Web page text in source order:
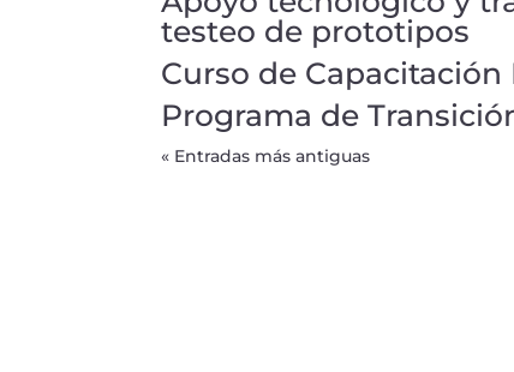
testeo de prototipos
Curso de
Programa de
« Entradas más antiguas